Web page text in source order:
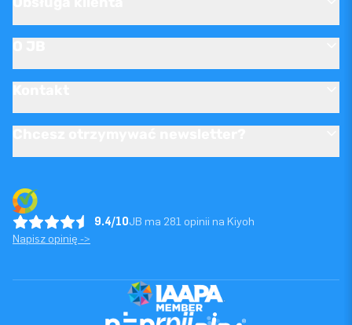
9.4/10JB ma 281 opinii na Kiyoh
Napisz opinię ->